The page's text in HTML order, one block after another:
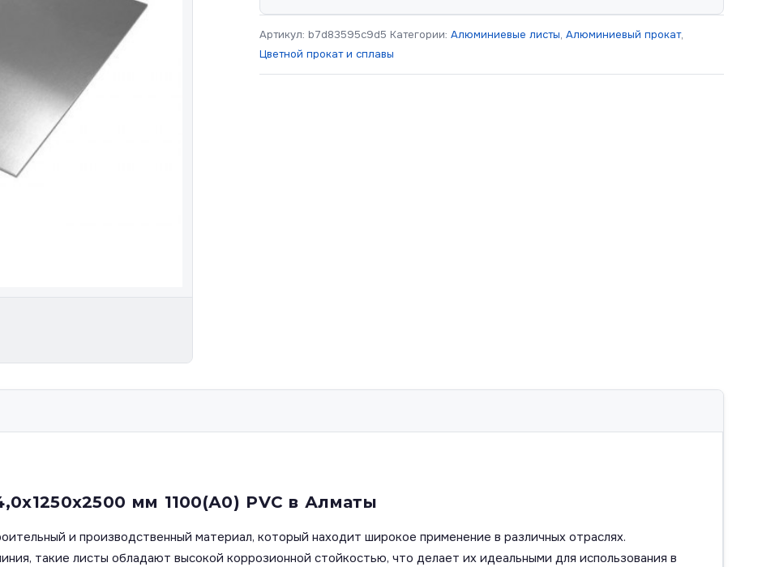
Артикул: b7d83595c9d5 Категории:Алюминиевые листы,Алюминиевый прокат,
Цветной прокат и сплавы
мм 1100(А0) PVC в Алматы
и производственный материал, который находит широкое применение в различных отраслях.
такие листы обладают высокой коррозионной стойкостью, что делает их идеальными для использования в